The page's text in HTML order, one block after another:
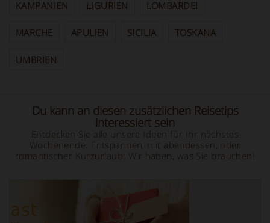
KAMPANIEN LIGURIEN LOMBARDEI
MARCHE APULIEN SICILIA TOSKANA
UMBRIEN
Du kann an diesen zusätzlichen Reisetips
interessiert sein
Entdecken Sie alle unsere Ideen für Ihr nächstes
Wochenende: Entspannen, mit abendessen, oder
romantischer Kurzurlaub: Wir haben, was Sie brauchen!